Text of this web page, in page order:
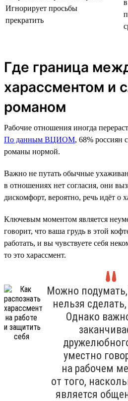
Игнорирует просьбы
прекратить
Где граница
харассментом и
романом
Рабочие отношения иногда
По данным ВЦИОМ, 68% россиян
романы нормой.
Важно не путать обычные
в отношениях нет согласия, они
дискомфорт, вероятно, речь идёт о
Ключевым моментом является
говорит, что ваша грудь в этой
работать, и вы чувствуете себя
то это харассмент.
Можно подумать,
нельзя
Однако
уместно
на рабочем
от того,
является